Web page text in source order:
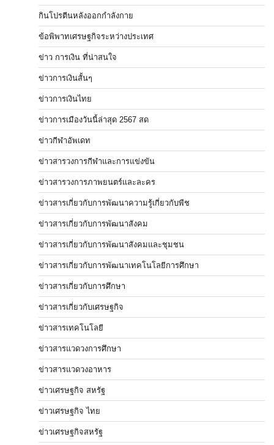
กินโปรตีนหลังออกกำลังกาย
ข้อพิพาทเศรษฐกิจระหว่างประเทศ
ข่าว การเงิน ที่น่าสนใจ
ข่าวการเงินสั้นๆ
ข่าวการเงินไทย
ข่าวการเมืองวันนี้ล่าสุด 2567 สด
ข่าวกีฬาอัพเดท
ข่าวสารวงการกีฬาและการแข่งขัน
ข่าวสารวงการภาพยนตร์และละคร
ข่าวสารเกี่ยวกับการพัฒนาความรู้เกี่ยวกับพืช
ข่าวสารเกี่ยวกับการพัฒนาสังคม
ข่าวสารเกี่ยวกับการพัฒนาสังคมและชุมชน
ข่าวสารเกี่ยวกับการพัฒนาเทคโนโลยีการศึกษา
ข่าวสารเกี่ยวกับการศึกษา
ข่าวสารเกี่ยวกับเศรษฐกิจ
ข่าวสารเทคโนโลยี
ข่าวสารแวดวงการศึกษา
ข่าวสารแวดวงอาหาร
ข่าวเศรษฐกิจ สหรัฐ
ข่าวเศรษฐกิจ ไทย
ข่าวเศรษฐกิจสหรัฐ